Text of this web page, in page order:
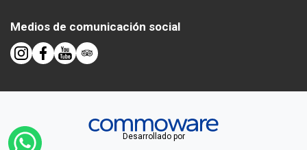
Medios de comunicación social
Desarrollado por